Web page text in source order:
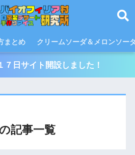
まとめ クリームソーダ＆メロンソー
７日サイト開設しました！
記事一覧